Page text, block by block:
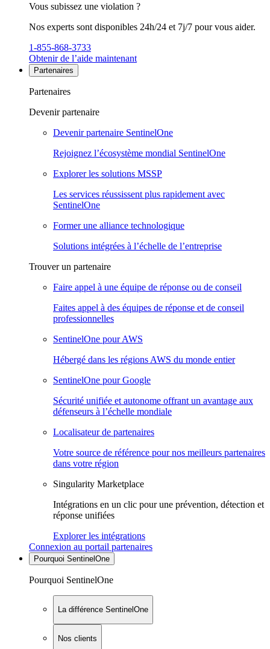
Vous subissez une violation ?
Nos experts sont disponibles 24h/24 et 7j/7 pour vous aider.
1-855-868-3733
Obtenir de l’aide maintenant
Partenaires
Partenaires
Devenir partenaire
Devenir partenaire SentinelOne
Rejoignez l’écosystème mondial SentinelOne
Explorer les solutions MSSP
Les services réussissent plus rapidement avec
SentinelOne
Former une alliance technologique
Solutions intégrées à l’échelle de l’entreprise
Trouver un partenaire
Faire appel à une équipe de réponse ou de conseil
Faites appel à des équipes de réponse et de conseil
professionnelles
SentinelOne pour AWS
Hébergé dans les régions AWS du monde entier
SentinelOne pour Google
Sécurité unifiée et autonome offrant un avantage aux
défenseurs à l’échelle mondiale
Localisateur de partenaires
Votre source de référence pour nos meilleurs partenaires
dans votre région
Singularity Marketplace
Intégrations en un clic pour une prévention, détection et
réponse unifiées
Explorer les intégrations
Connexion au portail partenaires
Pourquoi SentinelOne
Pourquoi SentinelOne
La différence SentinelOne
Nos clients